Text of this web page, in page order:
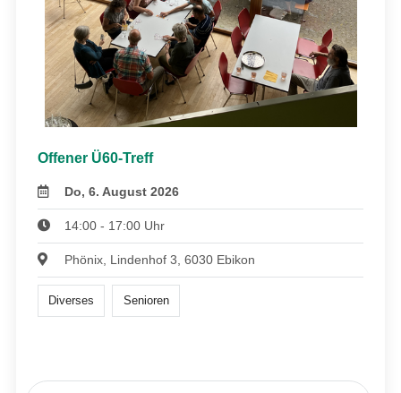
Offener Ü60-Treff
Do, 6. August 2026
14:00 - 17:00 Uhr
Phönix, Lindenhof 3, 6030 Ebikon
Diverses Senioren